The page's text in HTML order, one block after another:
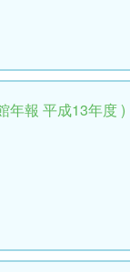
年報 平成13年度 )